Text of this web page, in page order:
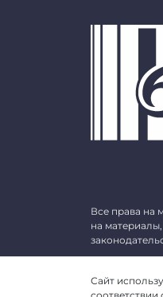
Все права на
на
Сайт
соответствии